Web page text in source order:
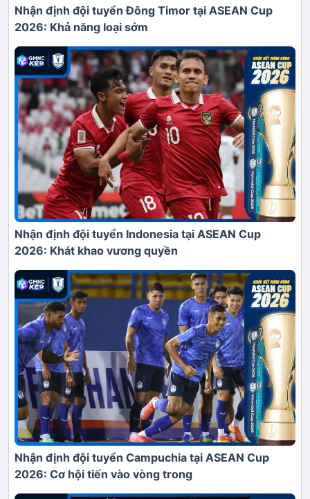
Nhận định đội tuyển Đông Timor tại ASEAN Cup
2026: Khả năng loại sớm
Nhận định đội tuyển Indonesia tại ASEAN Cup
2026: Khát khao vương quyền
Nhận định đội tuyển Campuchia tại ASEAN Cup
2026: Cơ hội tiến vào vòng trong